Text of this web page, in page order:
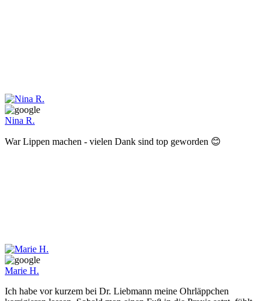
Nina R.
War Lippen machen - vielen Dank sind top geworden 😊
Marie H.
Ich habe vor kurzem bei Dr. Liebmann meine Ohrläppchen